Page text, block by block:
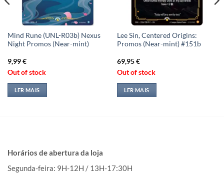
Mind Rune (UNL-R03b) Nexus
Night Promos (Near-mint)
9,99€
Out of stock
LER MAIS
Lee Sin, Centered Origins:
Promos (Near-mint) #151b
69,95€
Out of stock
LER MAIS
Horários de abertura da loja
Segunda-feira: 9H-12H / 13H-17:30H